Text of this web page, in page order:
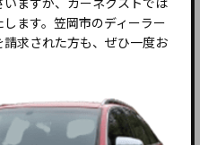
ます。笠岡市のディーラー
求された方も、ぜひ一度お